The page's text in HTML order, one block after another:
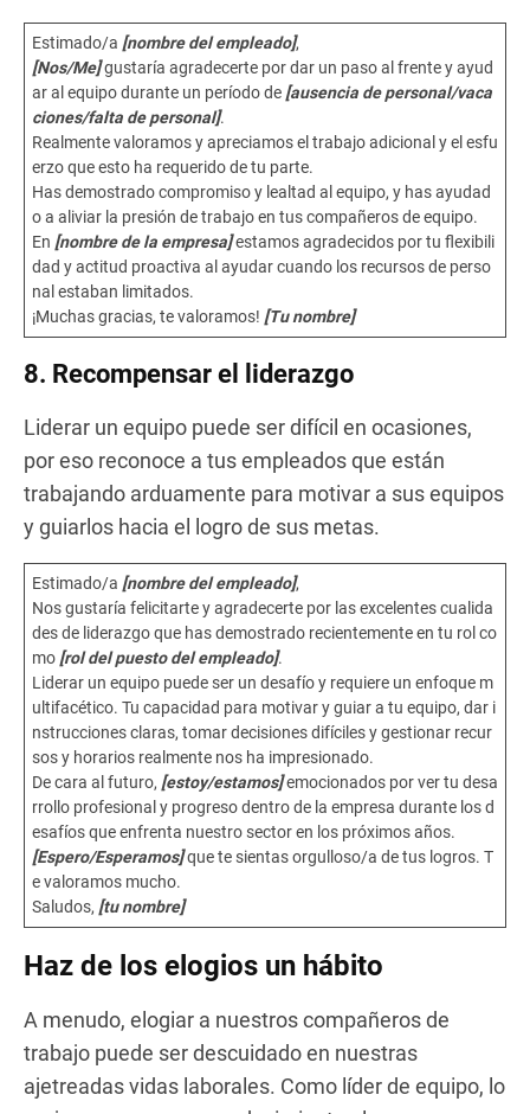
Estimado/a [nombre del empleado],
[Nos/Me]gustaría agradecerte por dar un paso al frente y ayud
ar al equipo durante un período de [ausencia de personal/vaca
ciones/falta de personal].
Realmente valoramos y apreciamos el trabajo adicional y el esfu
erzo que esto ha requerido de tu parte.
Has demostrado compromiso y lealtad al equipo, y has ayudad
o a aliviar la presión de trabajo en tus compañeros de equipo.
En [nombre de la empresa]estamos agradecidos por tu flexibili
dad y actitud proactiva al ayudar cuando los recursos de perso
nal estaban limitados.
¡Muchas gracias, te valoramos! [Tu nombre]
8. Recompensar el liderazgo
Liderar un equipo puede ser difícil en ocasiones,
por eso reconoce a tus empleados que están
trabajando arduamente para motivar a sus equipos
y guiarlos hacia el logro de sus metas.
Estimado/a [nombre del empleado],
Nos gustaría felicitarte y agradecerte por las excelentes cualida
des de liderazgo que has demostrado recientemente en tu rol co
mo [rol del puesto del empleado].
Liderar un equipo puede ser un desafío y requiere un enfoque m
ultifacético. Tu capacidad para motivar y guiar a tu equipo, dar i
nstrucciones claras, tomar decisiones difíciles y gestionar recur
sos y horarios realmente nos ha impresionado.
De cara al futuro, [estoy/estamos]emocionados por ver tu desa
rrollo profesional y progreso dentro de la empresa durante los d
esafíos que enfrenta nuestro sector en los próximos años.
[Espero/Esperamos]que te sientas orgulloso/a de tus logros. T
e valoramos mucho.
Saludos, [tu nombre]
Haz de los elogios un hábito
A menudo, elogiar a nuestros compañeros de
trabajo puede ser descuidado en nuestras
ajetreadas vidas laborales. Como líder de equipo, lo